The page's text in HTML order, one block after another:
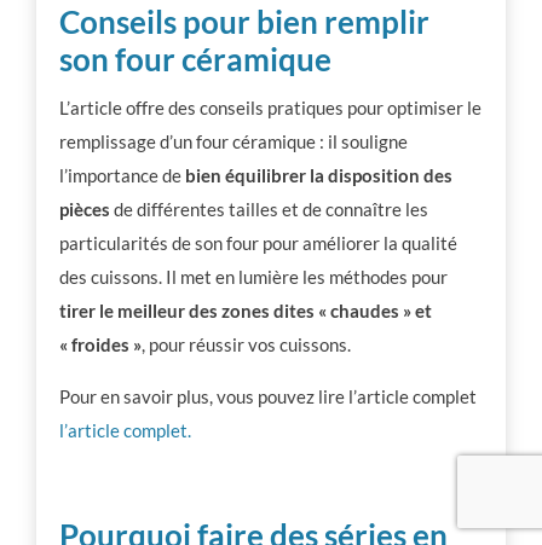
Conseils pour bien remplir
son four céramique
L’article offre des conseils pratiques pour optimiser le
remplissage d’un four céramique : il souligne
l’importance de bien équilibrer la disposition des
pièces de différentes tailles et de connaître les
particularités de son four pour améliorer la qualité
des cuissons. Il met en lumière les méthodes pour
tirer le meilleur des zones dites « chaudes » et
« froides », pour réussir vos cuissons.
Pour en savoir plus, vous pouvez lire l’article complet
l’article complet.
Pourquoi faire des séries en